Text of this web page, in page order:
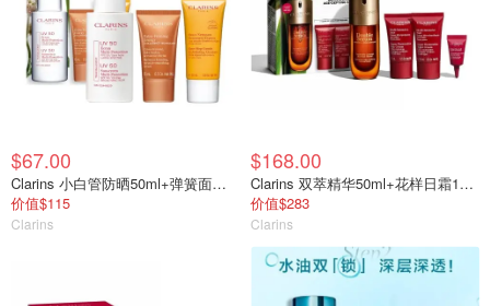
$67.00
Clarins 小白管防晒50ml+弹簧面霜15ml+洁面30ml
价值$115
Clarins
$168.00
Clarins 双萃精华50ml+花样日霜15ml+晚霜15ml+眼霜3ml
价值$283
Clarins